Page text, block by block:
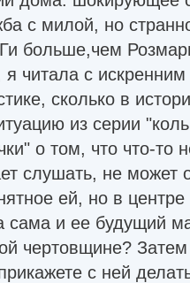
с милой, но
больше,чем
читала с
сколько в
из серии
о том, что что-то
слушать, не может
ей, но в
сама и ее будущий
чертовщине?
с ней